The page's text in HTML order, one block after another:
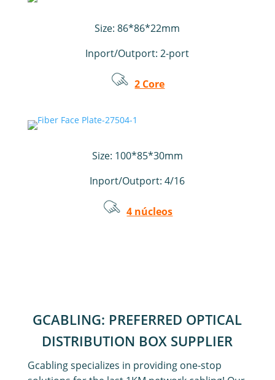
Size: 86*86*22mm
Inport/Outport:2-port
2 Core
Size: 100*85*30mm
Inport/Outport: 4/16
4 núcleos
GCABLING: PREFERRED OPTICAL
DISTRIBUTION BOX SUPPLIER
Gcabling specializes in providing one-stop